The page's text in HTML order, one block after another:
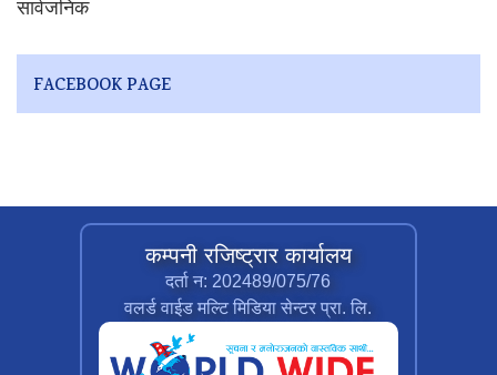
FACEBOOK PAGE
कम्पनी रजिष्ट्रार कार्यालय
दर्ता न: 202489/075/76
वलर्ड वाईड मल्टि मिडिया सेन्टर प्रा. लि.